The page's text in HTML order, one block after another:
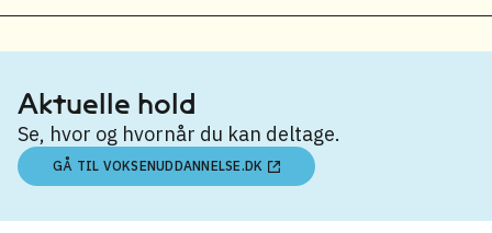
Aktuelle hold
Se, hvor og hvornår du kan deltage.
GÅ TIL VOKSENUDDANNELSE.DK